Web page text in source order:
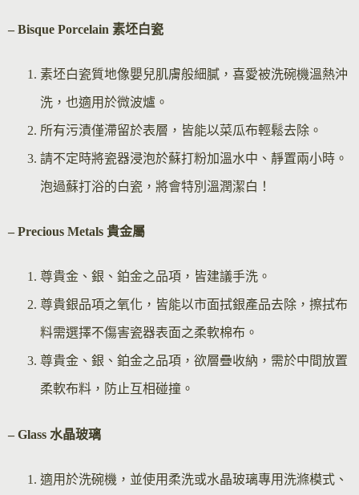
– Bisque Porcelain 素坯白瓷
素坯白瓷質地像嬰兒肌膚般細膩，喜愛被洗碗機溫熱沖
洗，也適用於微波爐。
所有污漬僅滯留於表層，皆能以菜瓜布輕鬆去除。
請不定時將瓷器浸泡於蘇打粉加溫水中、靜置兩小時。
泡過蘇打浴的白瓷，將會特別溫潤潔白！
– Precious Metals 貴金屬
尊貴金、銀、鉑金之品項，皆建議手洗。
尊貴銀品項之氧化，皆能以市面拭銀產品去除，擦拭布
料需選擇不傷害瓷器表面之柔軟棉布。
尊貴金、銀、鉑金之品項，欲層疊收納，需於中間放置
柔軟布料，防止互相碰撞。
– Glass 水晶玻璃
適用於洗碗機，並使用柔洗或水晶玻璃專用洗滌模式、